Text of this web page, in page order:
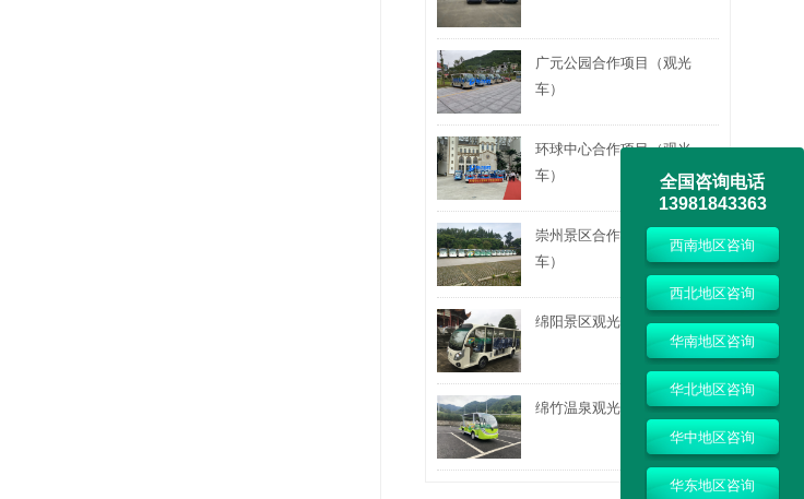
广元公园合作项目（观光
车）
环球中心合作项目（观光
车）
崇州景区合作项目（观光
车）
绵阳景区观光车合作
绵竹温泉观光车合作项目
全国咨询电话
13981843363
西南地区咨询
西北地区咨询
华南地区咨询
华北地区咨询
华中地区咨询
华东地区咨询